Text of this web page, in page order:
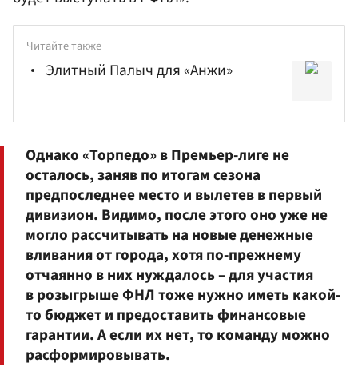
Читайте также
Элитный Палыч для «Анжи»
Однако «Торпедо» в Премьер-лиге не
осталось, заняв по итогам сезона
предпоследнее место и вылетев в первый
дивизион. Видимо, после этого оно уже не
могло рассчитывать на новые денежные
вливания от города, хотя по-прежнему
отчаянно в них нуждалось – для участия
в розыгрыше ФНЛ тоже нужно иметь какой-
то бюджет и предоставить финансовые
гарантии. А если их нет, то команду можно
расформировывать.